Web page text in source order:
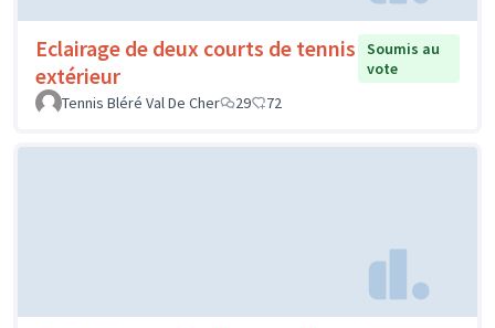
Eclairage de deux courts de tennis
extérieur
Soumis au
vote
Tennis Bléré Val De Cher
29 72